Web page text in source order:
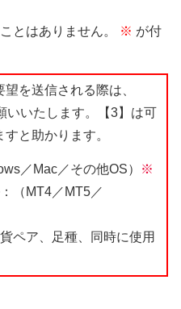
とはありません。 ※ が付
を送信される際は、
いいたします。【3】は可
と助かります。
／Mac／その他OS）
※
（MT4／MT5／
ペア、足種、同時に使用